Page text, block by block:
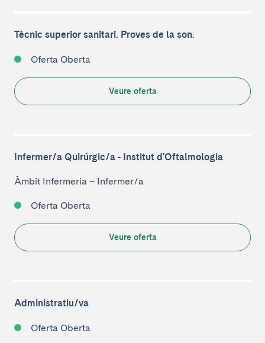
Tècnic superior sanitari. Proves de la son.
Oferta Oberta
Veure oferta
Infermer/a Quirúrgic/a - Institut d'Oftalmologia
Àmbit Infermeria – Infermer/a
Oferta Oberta
Veure oferta
Administratiu/va
Oferta Oberta